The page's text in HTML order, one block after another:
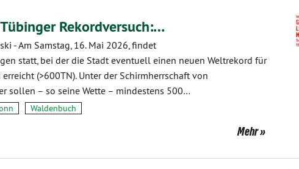
Rekordversuch:…
-Am Samstag, 16. Mai 2026, findet
statt, bei der die Stadt eventuell einen neuen Weltrekord für
(>600TN). Unter der Schirmherrschaft von
sollen – so seine Wette – mindestens 500…
Waldenbuch
Mehr